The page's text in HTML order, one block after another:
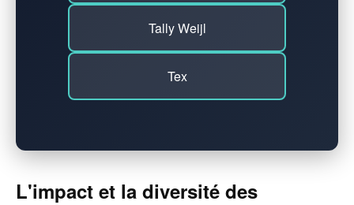
Tally Weijl
Tex
L'impact et la diversité des